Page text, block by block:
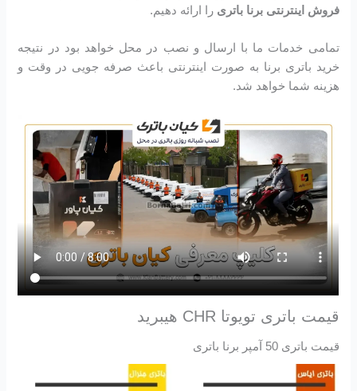
فروش اینترنتی برنا باتری را ارائه دهیم.
تمامی خدمات ما با ارسال و نصب در محل خواهد بود در نتیجه
خرید باتری برنا به صورت اینترنتی باعث صرفه جویی در وقت و
هزینه شما خواهد شد.
قیمت باتری تویوتا CHR هیبرید
قیمت باتری 50 آمپر برنا باتری